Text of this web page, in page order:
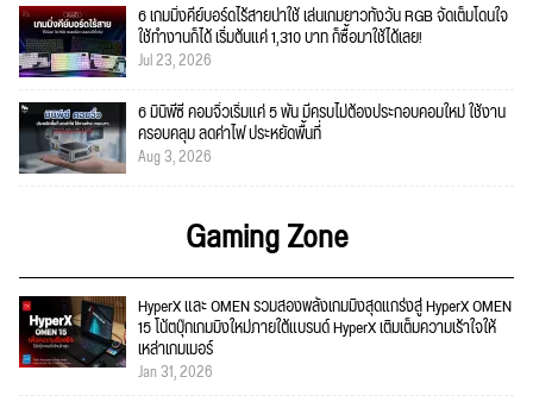
6 เกมมิ่งคีย์บอร์ดไร้สายน่าใช้ เล่นเกมยาวทั้งวัน RGB จัดเต็มโดนใจ
ใช้ทำงานก็ได้ เริ่มต้นแค่ 1,310 บาท ก็ซื้อมาใช้ได้เลย!
Jul 23, 2026
6 มินิพีซี คอมจิ๋วเริ่มแค่ 5 พัน มีครบไม่ต้องประกอบคอมใหม่ ใช้งาน
ครอบคลุม ลดค่าไฟ ประหยัดพื้นที่
Aug 3, 2026
Gaming Zone
HyperX และ OMEN รวมสองพลังเกมมิงสุดแกร่งสู่ HyperX OMEN
15 โน้ตบุ๊กเกมมิงใหม่ภายใต้แบรนด์ HyperX เติมเต็มความเร้าใจให้
เหล่าเกมเมอร์
Jan 31, 2026